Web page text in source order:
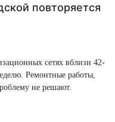
повторяется
сетях вблизи 42-
Ремонтные работы,
не решают.